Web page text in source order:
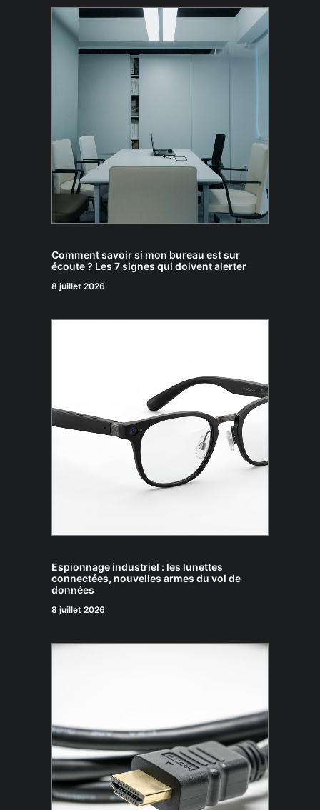
Comment savoir si mon bureau est sur
écoute ? Les 7 signes qui doivent alerter
8 juillet 2026
Espionnage industriel : les lunettes
connectées, nouvelles armes du vol de
données
8 juillet 2026